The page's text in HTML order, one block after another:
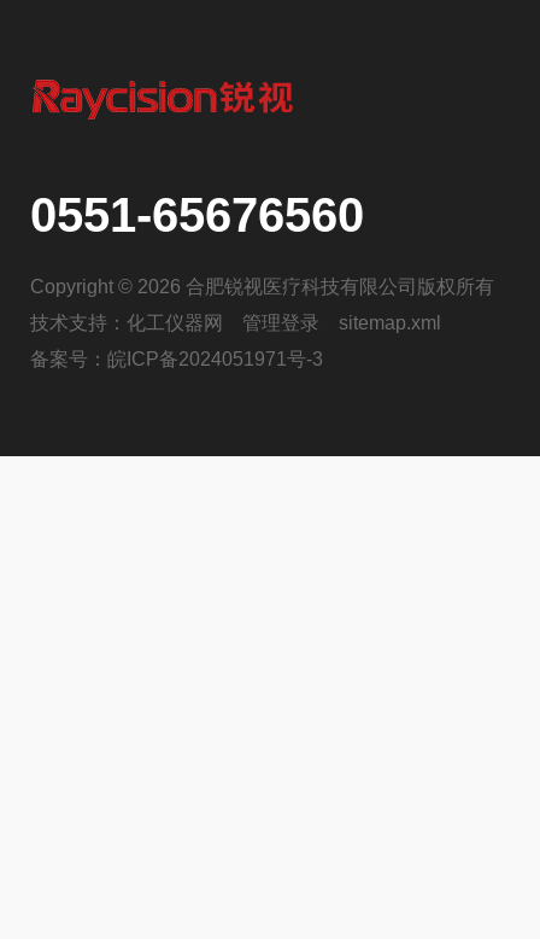
0551-65676560
Copyright © 2026 合肥锐视医疗科技有限公司版权所有
技术支持： 化工仪器网 管理登录
sitemap.xml
备案号： 皖ICP备2024051971号-3